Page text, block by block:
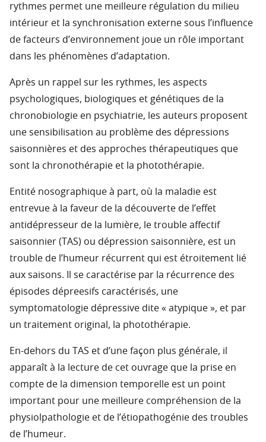
rythmes permet une meilleure régulation du milieu
intérieur et la synchronisation externe sous l’influence
de facteurs d’environnement joue un rôle important
dans les phénomènes d’adaptation.
Après un rappel sur les rythmes, les aspects
psychologiques, biologiques et génétiques de la
chronobiologie en psychiatrie, les auteurs proposent
une sensibilisation au problème des dépressions
saisonnières et des approches thérapeutiques que
sont la chronothérapie et la photothérapie.
Entité nosographique à part, où la maladie est
entrevue à la faveur de la découverte de l’effet
antidépresseur de la lumière, le trouble affectif
saisonnier (TAS) ou dépression saisonnière, est un
trouble de l’humeur récurrent qui est étroitement lié
aux saisons. Il se caractérise par la récurrence des
épisodes dépreesifs caractérisés, une
symptomatologie dépressive dite « atypique », et par
un traitement original, la photothérapie.
En-dehors du TAS et d’une façon plus générale, il
apparaît à la lecture de cet ouvrage que la prise en
compte de la dimension temporelle est un point
important pour une meilleure compréhension de la
physiolpathologie et de l’étiopathogénie des troubles
de l’humeur.